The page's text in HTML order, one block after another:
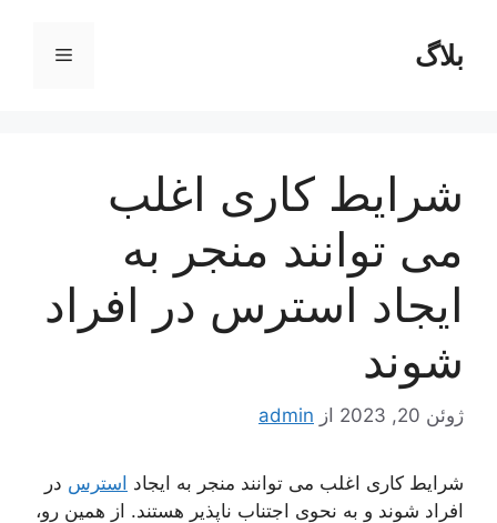
محتوابلاگ فهرست
شرایط کاری اغلب
می توانند منجر به
ایجاد استرس در افراد
شوند
ژوئن 20, 2023 از admin
شرایط کاری اغلب می توانند منجر به ایجاد استرس در
افراد شوند و به نحوی اجتناب ناپذیر هستند. از همین رو،